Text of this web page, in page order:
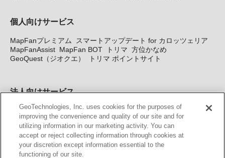
個人向けサービス
MapFanプレミアム
スマートアップデート for カロッツェリア
MapFanAssist MapFan BOT トリマ 方位かなめ
GeoQuest（ジオクエ）
トリマ ポイントサイト
法人向けサービス
法人向け地図・位置情報サービス WEBサイト・システム向け地
図API Windows PC向け地図開発キット MapFan DB 住所確認
サービス
MAP WORLD+ トリマ広告 Geo-Research
GeoTechnologies, Inc. uses cookies for the purposes of
improving the convenience and quality of our site and for
utilizing information in our marketing activity. You can
accept or reject collecting information through cookies at
your discretion except information essential to the
functioning of our site.